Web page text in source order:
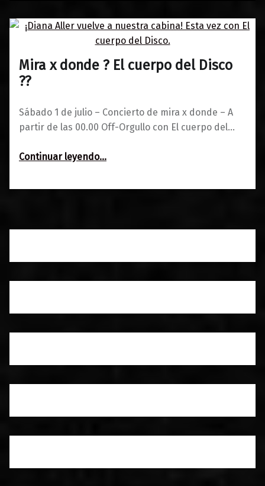
Mira x donde ? El cuerpo del Disco
?️‍?
Sábado 1 de julio – Concierto de mira x donde – A
partir de las 00.00 Off-Orgullo con El cuerpo del…
Continuar leyendo“Mira x donde ? El cuerpo del Disco ?️‍?”
…
23/06/2017
0
Maravillas